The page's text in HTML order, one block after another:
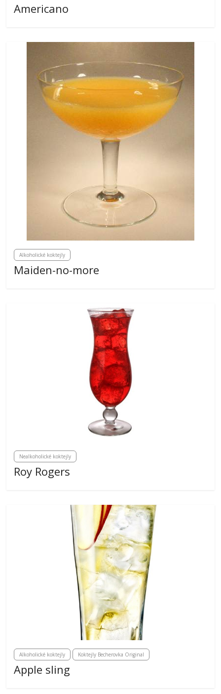
Americano
Alkoholické koktejly
Maiden-no-more
Nealkoholické koktejly
Roy Rogers
Alkoholické koktejly Koktejly Becherovka Original
Apple sling